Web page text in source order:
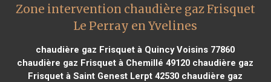
Zone intervention chaudière gaz Frisquet
Le Perray en Yvelines
chaudière gaz Frisquet à Quincy Voisins 77860
chaudière gaz Frisquet à Chemillé 49120 chaudière gaz
Frisquet à Saint Genest Lerpt 42530 chaudière gaz